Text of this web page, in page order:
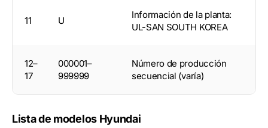
11 U
Información de la planta:
UL-SAN SOUTH KOREA
12–
17
000001–
999999
Número de producción
secuencial (varía)
Lista de modelos Hyundai